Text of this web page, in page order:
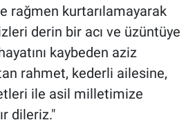
rağmen kurtarılamayarak
derin bir acı ve üzüntüye
kaybeden aziz
rahmet, kederli ailesine,
ile asil milletimize
dileriz."